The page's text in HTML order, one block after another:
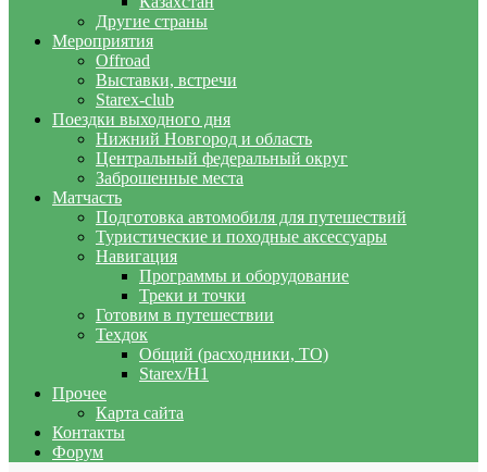
Другие страны
Мероприятия
Offroad
Выставки, встречи
Starex-club
Поездки выходного дня
Нижний Новгород и область
Центральный федеральный округ
Заброшенные места
Матчасть
Подготовка автомобиля для путешествий
Туристические и походные аксессуары
Навигация
Программы и оборудование
Треки и точки
Готовим в путешествии
Техдок
Общий (расходники, ТО)
Starex/H1
Прочее
Карта сайта
Контакты
Форум